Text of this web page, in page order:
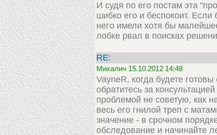
И судя по его постам эта
шибко его и беспокоит.
него имели хотя бы
лобке рвал в поисках
RE:
Михалич 15.10.2012 14:48
VayneR, когда будете
обратитесь за
проблемой не советую, как
весь его гнилой треп с
значение - в срочном
обследование и начинайте